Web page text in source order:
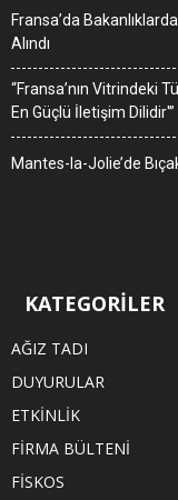
Fransa’da
Alındı
“Fransa’nın Vitrindeki
En Güçlü İletişim Dilidir'”
Mantes-la-Jolie’de
KATEGORİLER
AĞIZ TADI
DUYURULAR
ETKİNLİK
FİRMA BÜLTENİ
FİSKOS